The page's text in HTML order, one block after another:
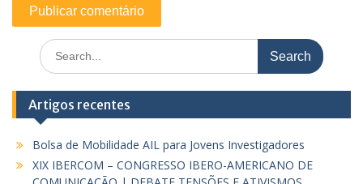
Search
for:
Artigos recentes
Bolsa de Mobilidade AIL para Jovens Investigadores
XIX IBERCOM – CONGRESSO IBERO-AMERICANO DE